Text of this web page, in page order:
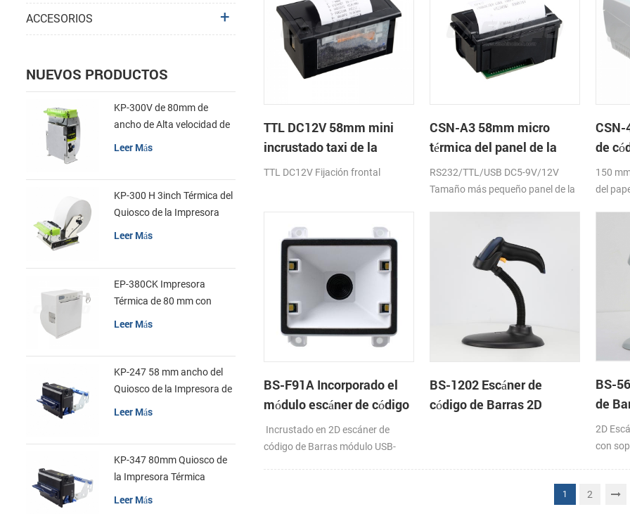
TTL DC12V 58mm mini
incrustado taxi de la
impresora térmica de
TTL DC12V Fijación frontal
CSN-A3 58mm micro
térmica del panel de la
impresora
RS232/TTL/USB DC5-9V/12V
Tamaño más pequeño panel de la
CSN-
de
150
del
BS-F91A Incorporado el
módulo escáner de código
de Barras 2D
Incrustado en 2D escáner de
código de Barras módulo USB-
BS-1202 Escáner de
código de Barras 2D
BS-
de
2D
con
1 2
ACCESORIOS
NUEVOS PRODUCTOS
KP-300V de 80mm de
ancho de Alta velocidad de
la Impresora Térmica del
Leer Más
KP-300 H 3inch Térmica del
Quiosco de la Impresora
Módulo de
Leer Más
EP-380CK Impresora
Térmica de 80 mm con
Leer Más
KP-247 58 mm ancho del
Quiosco de la Impresora de
Leer Más
KP-347 80mm Quiosco de
la Impresora Térmica
Leer Más